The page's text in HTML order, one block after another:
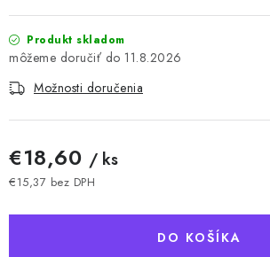
Produkt skladom
11.8.2026
Možnosti doručenia
€18,60 / ks
€15,37 bez DPH
DO KOŠÍKA